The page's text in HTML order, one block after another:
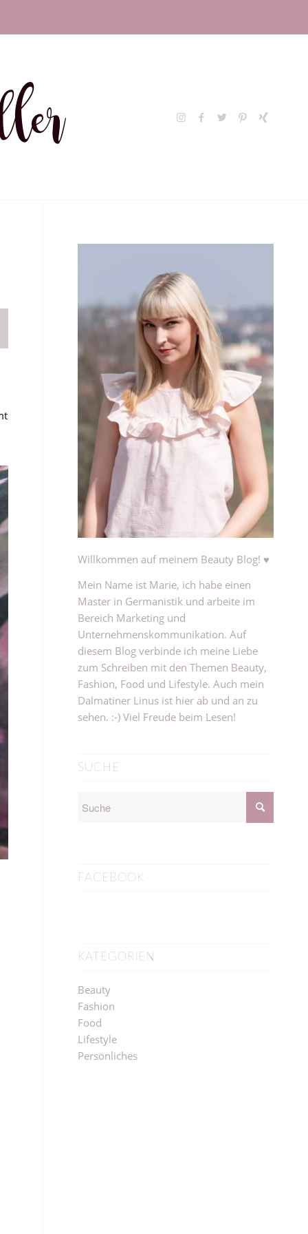
Willkommen auf meinem Beauty Blog! ♥
Mein Name ist Marie, ich habe einen
Master in Germanistik und arbeite im
Bereich Marketing und
Unternehmenskommunikation. Auf
diesem Blog verbinde ich meine Liebe
zum Schreiben mit den Themen Beauty,
Fashion, Food und Lifestyle. Auch mein
Dalmatiner Linus ist hier ab und an zu
sehen. :-) Viel Freude beim Lesen!
SUCHE
FACEBOOK
KATEGORIEN
Beauty
Fashion
Food
Lifestyle
Persönliches